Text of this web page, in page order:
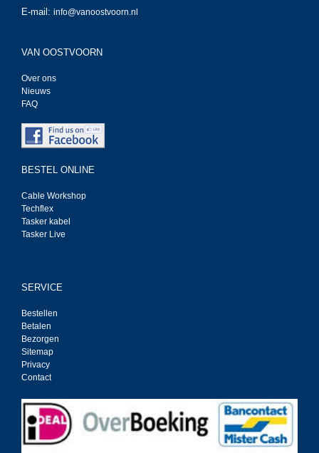
E-mail: info@vanoostvoorn.nl
VAN OOSTVOORN
Over ons
Nieuws
FAQ
BESTEL ONLINE
Cable Workshop
Techflex
Tasker kabel
Tasker Live
SERVICE
Bestellen
Betalen
Bezorgen
Sitemap
Privacy
Contact